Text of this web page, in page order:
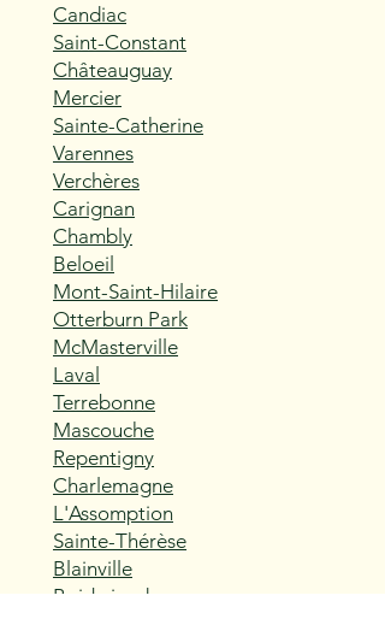
Candiac
Saint-Constant
Châteauguay
Mercier
Sainte-Catherine
Varennes
Verchères
Carignan
Chambly
Beloeil
Mont-Saint-Hilaire
Otterburn Park
McMasterville
Laval
Terrebonne
Mascouche
Repentigny
Charlemagne
L'Assomption
Sainte-Thérèse
Blainville
Boisbriand